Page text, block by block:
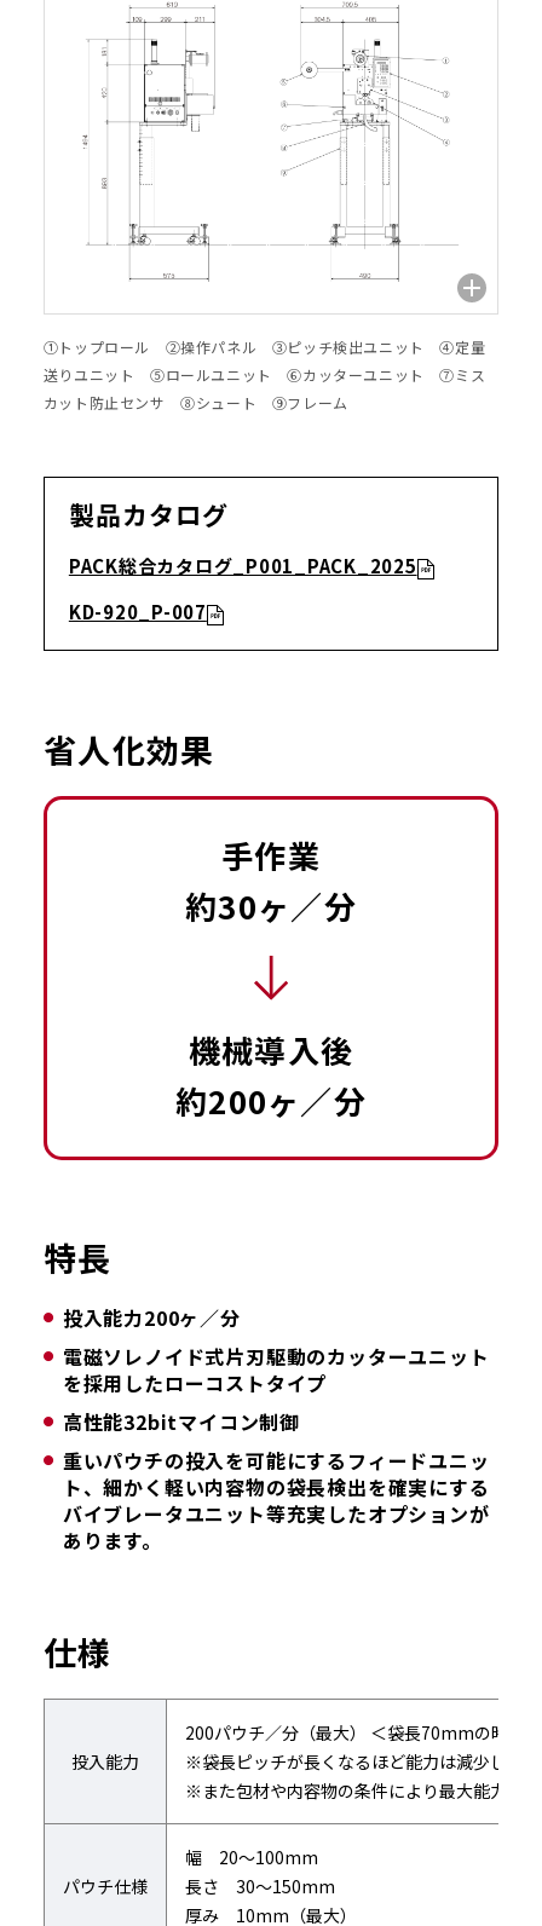
①トップロール ②操作パネル ③ピッチ検出ユニット ④定量
送りユニット ⑤ロールユニット ⑥カッターユニット ⑦ミス
カット防止センサ ⑧シュート ⑨フレーム
製品カタログ
PACK総合カタログ_P001_PACK_2025
KD-920_P-007
省人化効果
手作業
約30ヶ／分
機械導入後
約200ヶ／分
特長
投入能力200ヶ／分
電磁ソレノイド式片刃駆動のカッターユニット
を採用したローコストタイプ
高性能32bitマイコン制御
重いパウチの投入を可能にするフィードユニッ
ト、細かく軽い内容物の袋長検出を確実にする
バイブレータユニット等充実したオプションが
あります。
仕様
投入能力
200パウチ／分（最大） ＜袋長70mmの時＞
※袋長ピッチが長くなるほど能力は減少しま
※また包材や内容物の条件により最大能力は
パウチ仕様
幅 20～100mm
長さ 30～150mm
厚み 10mm（最大）